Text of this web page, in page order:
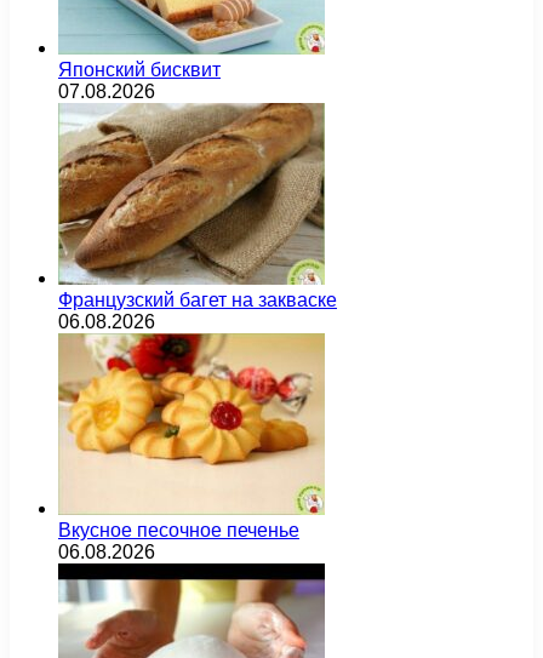
Японский бисквит
07.08.2026
Французский багет на закваске
06.08.2026
Вкусное песочное печенье
06.08.2026